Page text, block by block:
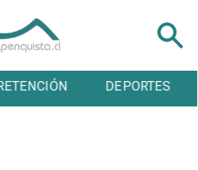
DEPORTES